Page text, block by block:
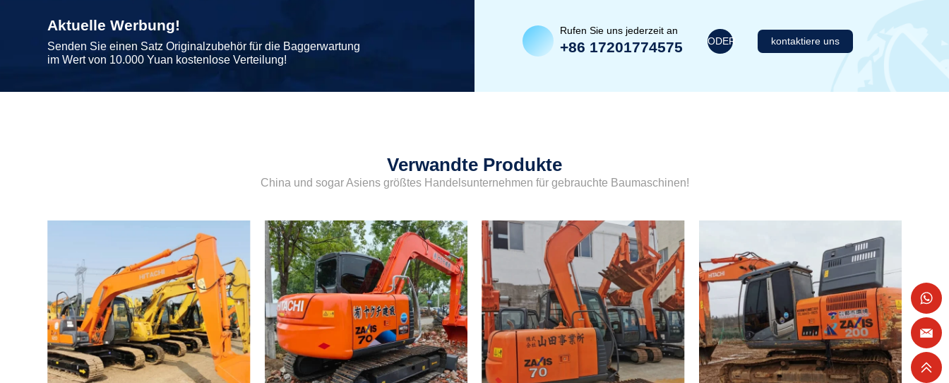
Aktuelle Werbung!
Senden Sie einen Satz Originalzubehör für die Baggerwartung
im Wert von 10.000 Yuan kostenlose Verteilung!
Rufen Sie uns jederzeit an
+86 17201774575 ODER kontaktiere uns
Verwandte Produkte
China und sogar Asiens größtes Handelsunternehmen für gebrauchte Baumaschinen!